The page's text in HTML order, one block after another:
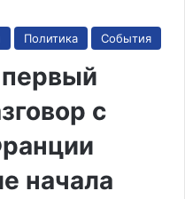
Политика События
с
начала